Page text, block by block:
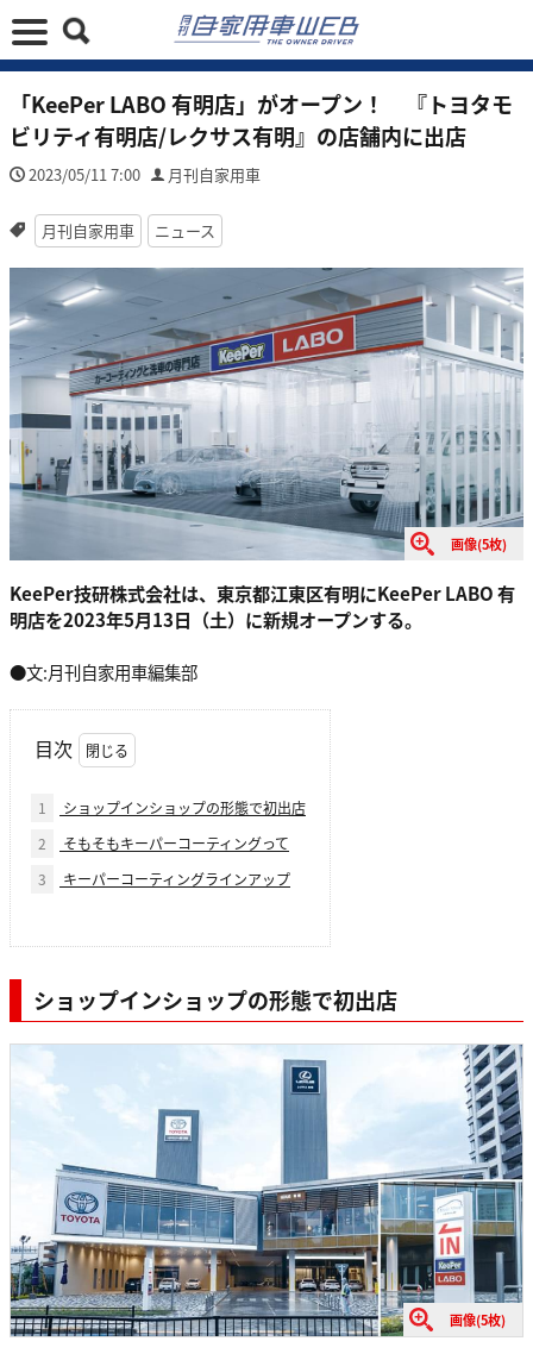
「KeePer LABO 有明店」がオープン！ 『トヨタモ
ビリティ有明店/レクサス有明』の店舗内に出店
2023/05/11 7:00 月刊自家用車
月刊自家用車 ニュース
画像(5枚)
KeePer技研株式会社は、東京都江東区有明にKeePer LABO 有
明店を2023年5月13日（土）に新規オープンする。
●文:月刊自家用車編集部
目次
1
ショップインショップの形態で初出店
2
そもそもキーパーコーティングって
3
キーパーコーティングラインアップ
ショップインショップの形態で初出店
画像(5枚)